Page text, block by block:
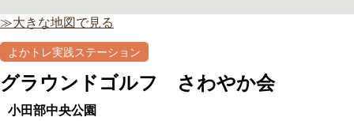
≫大きな地図で見る
よかトレ実践ステーション
グラウンドゴルフ さわやか会
小田部中央公園